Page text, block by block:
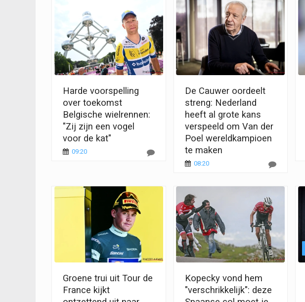
Harde voorspelling
over toekomst
Belgische wielrennen:
"Zij zijn een vogel
voor de kat"
09:20
De Cauwer oordeelt
streng: Nederland
heeft al grote kans
verspeeld om Van der
Poel wereldkampioen
te maken
08:20
Groene trui uit Tour de
France kijkt
Kopecky vond hem
"verschrikkelijk": deze